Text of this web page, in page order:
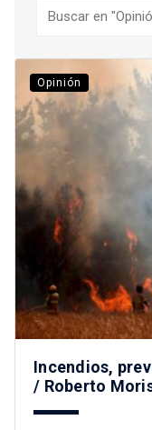
Opinión
Incendios,
/ Roberto